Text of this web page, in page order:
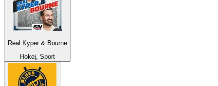
Real Kyper & Bourne
Hokej, Sport